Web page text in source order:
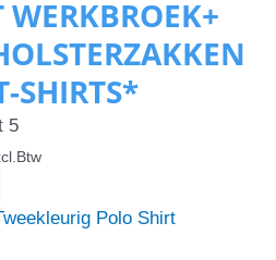
WERKBROEK+
SHIRTS*
5